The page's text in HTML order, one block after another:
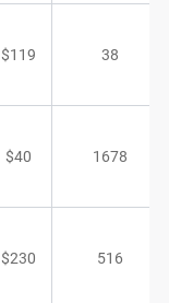
$119 38
$40 1678
$230 516